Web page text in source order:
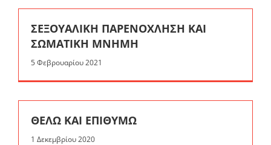
ΣΕΞΟΥΑΛΙΚΗ ΠΑΡΕΝΟΧΛΗΣΗ ΚΑΙ
ΣΩΜΑΤΙΚΗ ΜΝΗΜΗ
5 Φεβρουαρίου 2021
ΘΕΛΩ ΚΑΙ ΕΠΙΘΥΜΩ
1 Δεκεμβρίου 2020